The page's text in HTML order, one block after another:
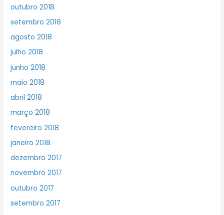
outubro 2018
setembro 2018
agosto 2018
julho 2018
junho 2018
maio 2018
abril 2018
março 2018
fevereiro 2018
janeiro 2018
dezembro 2017
novembro 2017
outubro 2017
setembro 2017